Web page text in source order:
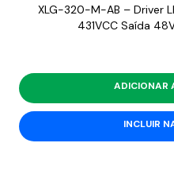
XLG-320-M-AB – Driver
431VCC Saída
ADICIONAR
INCLUIR